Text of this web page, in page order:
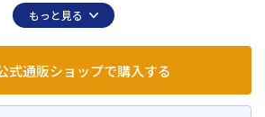
ツ折用）の封筒に適したサイズです。
もっと見る
式通販ショップで購入する